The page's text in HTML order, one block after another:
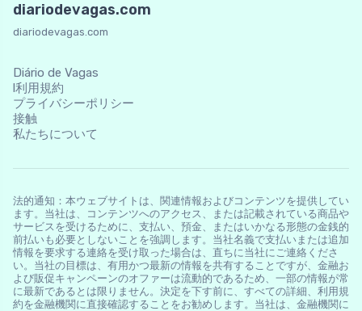
diariodevagas.com
diariodevagas.com
Diário de Vagas
l利用規約
プライバシーポリシー
接触
私たちについて
法的通知：本ウェブサイトは、関連情報およびコンテンツを提供してい
ます。当社は、コンテンツへのアクセス、または記載されている商品や
サービスを受けるために、支払い、預金、またはいかなる形態の金銭的
前払いも必要としないことを強調します。当社名義で支払いまたは追加
情報を要求する連絡を受け取った場合は、直ちに当社にご連絡くださ
い。当社の目標は、有用かつ最新の情報を共有することですが、金融お
よび販促キャンペーンのオファーは流動的であるため、一部の情報が常
に最新であるとは限りません。決定を下す前に、すべての詳細、利用規
約を金融機関に直接確認することをお勧めします。当社は、金融機関に